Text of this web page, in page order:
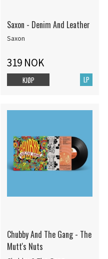
Saxon - Denim And Leather
Saxon
319 NOK
LP
KJØP
Chubby And The Gang - The
Mutt's Nuts